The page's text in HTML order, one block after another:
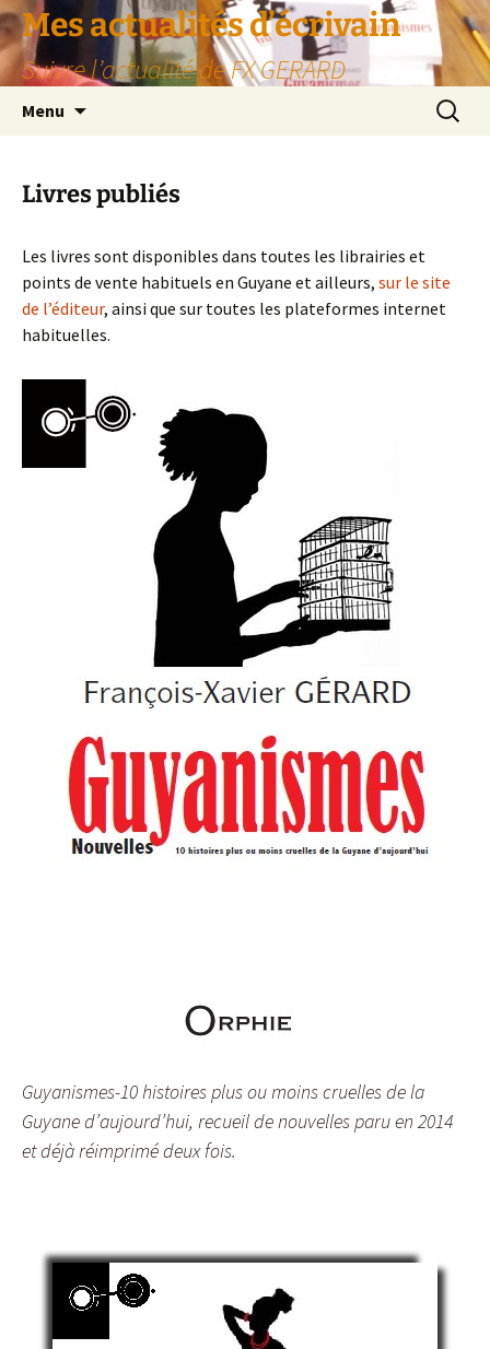
Aller
au
contenu
Mes actualités d’écrivain
Suivre l’actualité de FX GERARD
Menu
Livres publiés
Les livres sont disponibles dans toutes les librairies et
points de vente habituels en Guyane et ailleurs, sur le site
de l’éditeur, ainsi que sur toutes les plateformes internet
habituelles.
Guyanismes-10 histoires plus ou moins cruelles de la
Guyane d’aujourd’hui, recueil de nouvelles paru en 2014
et déjà réimprimé deux fois.